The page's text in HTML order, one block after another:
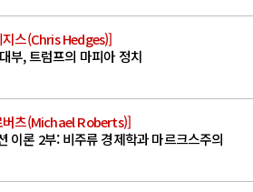
스(Chris Hedges)]
부, 트럼프의 마피아 정치
버츠(Michael Roberts)]
이론 2부: 비주류 경제학과 마르크스주의